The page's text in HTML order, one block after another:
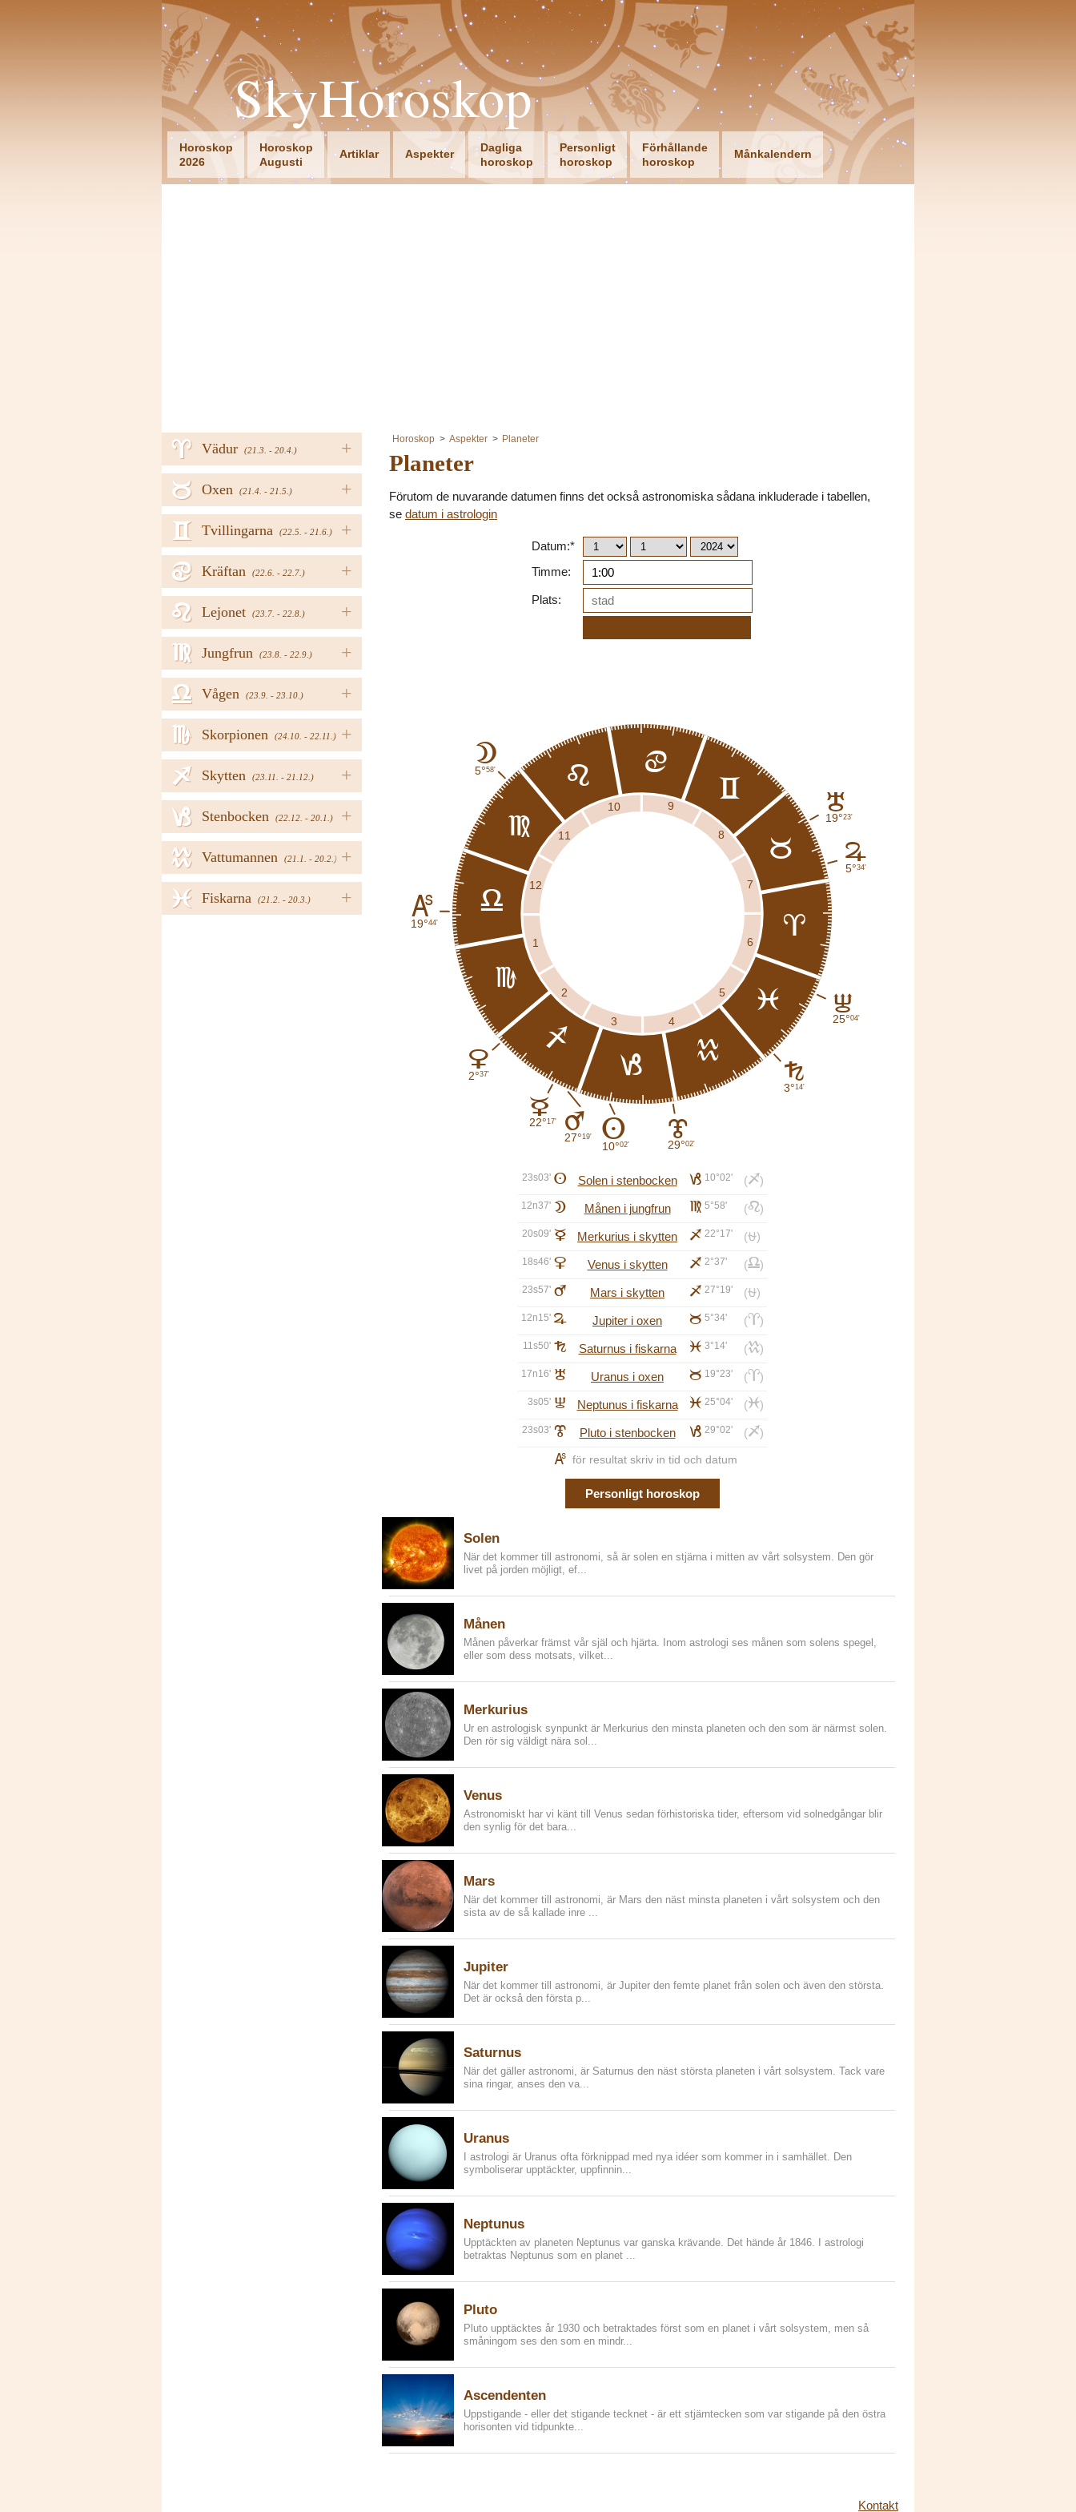
SkyHoroskop
Horoskop
2026
Horoskop
Augusti
Artiklar Aspekter
Dagliga
horoskop
Personligt
horoskop
Förhållande
horoskop
Månkalendern
+
Vädur (21.3. - 20.4.)
a
+
Oxen (21.4. - 21.5.)
b
+
Tvillingarna (22.5. - 21.6.)
c
+
Kräftan (22.6. - 22.7.)
d
+
Lejonet (23.7. - 22.8.)
e
+
Jungfrun (23.8. - 22.9.)
f
+
Vågen (23.9. - 23.10.)
g
+
Skorpionen (24.10. - 22.11.)
h
+
Skytten (23.11. - 21.12.)
i
+
Stenbocken (22.12. - 20.1.)
j
+
Vattumannen (21.1. - 20.2.)
k
+
Fiskarna (21.2. - 20.3.)
l
Horoskop Aspekter Planeter
Planeter
Förutom de nuvarande datumen finns det också astronomiska sådana inkluderade i tabellen,
se datum i astrologin
Datum:*
Timme:
Plats:
6
a
7
F
5°34'
b
H
19°23'
8
c
9
d
10
e
11
B
5°58'
f
12
g
K
19°44'
1
h
D
2°37'
2
i
C
22°17' E
27°19'
3
A
10°02'
j
J
29°02'
4
k
G
3°14'
5 l I
25°04'
23s03' A Solen i stenbocken j 10°02' (i)
12n37' B Månen i jungfrun f 5°58' (e)
20s09' C Merkurius i skytten i 22°17' (⛎)
18s46' D Venus i skytten i 2°37' (g)
23s57' E Mars i skytten i 27°19' (⛎)
12n15' F Jupiter i oxen b 5°34' (a)
11s50' G Saturnus i fiskarna l 3°14' (k)
17n16' H Uranus i oxen b 19°23' (a)
3s05' I Neptunus i fiskarna l 25°04' (l)
23s03' J Pluto i stenbocken j 29°02' (i)
K för resultat skriv in tid och datum
Personligt horoskop
Solen
När det kommer till astronomi, så är solen en stjärna i mitten av vårt solsystem. Den gör
livet på jorden möjligt, ef...
Månen
Månen påverkar främst vår själ och hjärta. Inom astrologi ses månen som solens spegel,
eller som dess motsats, vilket...
Merkurius
Ur en astrologisk synpunkt är Merkurius den minsta planeten och den som är närmst solen.
Den rör sig väldigt nära sol...
Venus
Astronomiskt har vi känt till Venus sedan förhistoriska tider, eftersom vid solnedgångar blir
den synlig för det bara...
Mars
När det kommer till astronomi, är Mars den näst minsta planeten i vårt solsystem och den
sista av de så kallade inre ...
Jupiter
När det kommer till astronomi, är Jupiter den femte planet från solen och även den största.
Det är också den första p...
Saturnus
När det gäller astronomi, är Saturnus den näst största planeten i vårt solsystem. Tack vare
sina ringar, anses den va...
Uranus
I astrologi är Uranus ofta förknippad med nya idéer som kommer in i samhället. Den
symboliserar upptäckter, uppfinnin...
Neptunus
Upptäckten av planeten Neptunus var ganska krävande. Det hände år 1846. I astrologi
betraktas Neptunus som en planet ...
Pluto
Pluto upptäcktes år 1930 och betraktades först som en planet i vårt solsystem, men så
småningom ses den som en mindr...
Ascendenten
Uppstigande - eller det stigande tecknet - är ett stjärntecken som var stigande på den östra
horisonten vid tidpunkte...
Kontakt